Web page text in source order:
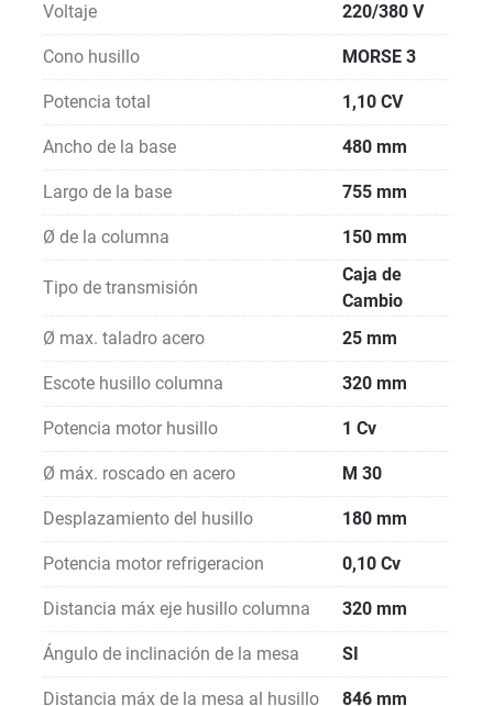
Voltaje 220/380 V
Cono husillo MORSE 3
Potencia total 1,10 CV
Ancho de la base 480 mm
Largo de la base 755 mm
Ø de la columna 150 mm
Tipo de transmisión
Caja de
Cambio
Ø max. taladro acero
25 mm
Escote husillo columna 320 mm
Potencia motor husillo 1 Cv
Ø máx. roscado en acero M 30
Desplazamiento del husillo 180 mm
Potencia motor refrigeracion 0,10 Cv
Distancia máx eje husillo columna 320 mm
Ángulo de inclinación de la mesa SI
Distancia máx de la mesa al husillo 846 mm